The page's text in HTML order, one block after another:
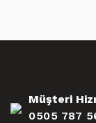
Müşteri
0505 787